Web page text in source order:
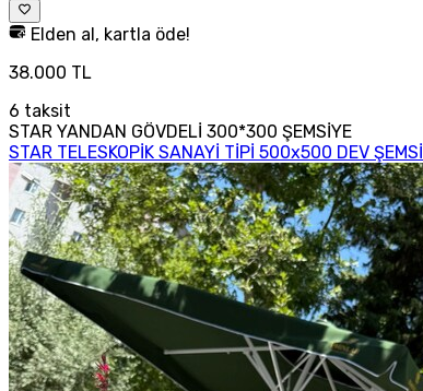
Elden al, kartla öde!
38.000 TL
6 taksit
STAR YANDAN GÖVDELİ 300*300 ŞEMSİYE
STAR TELESKOPİK SANAYİ TİPİ 500x500 DEV